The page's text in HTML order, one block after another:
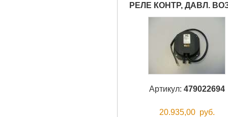
РЕЛЕ КОНТР, ДАВЛ.
Артикул: 479022694
20.935,00 руб.